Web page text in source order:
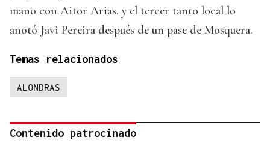
mano con Aitor Arias. y el tercer tanto local lo
anotó Javi Pereira después de un pase de Mosquera.
Temas relacionados
ALONDRAS
Contenido patrocinado